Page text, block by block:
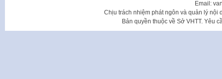
Email:
Chịu trách nhiệm phát ngôn và quản lý nội
Bản quyền thuộc về Sở VHTT. Yêu